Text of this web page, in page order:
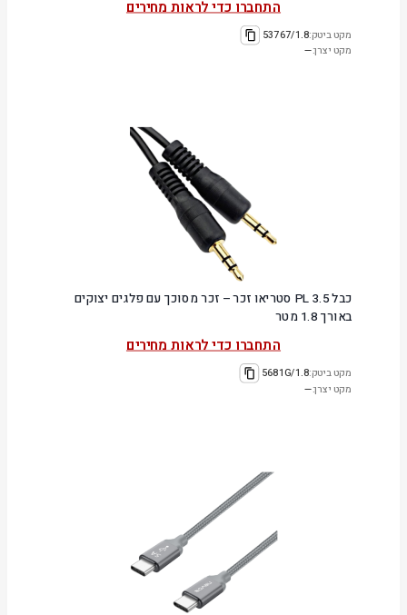
התחברו כדי לראות מחירים
מקט ביטק:53767/1.8
מקט יצרן:—
כבל PL 3.5 סטריאו זכר – זכר מסוכך עם פלגים יצוקים
באורך 1.8 מטר
התחברו כדי לראות מחירים
מקט ביטק:5681G/1.8
מקט יצרן:—